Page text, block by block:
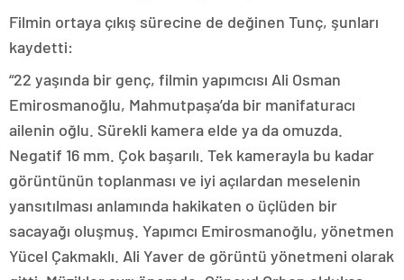
Filmin ortaya çıkış sürecine de değinen Tunç, şunları
kaydetti:
“22 yaşında bir genç, filmin yapımcısı Ali Osman
Emirosmanoğlu, Mahmutpaşa’da bir manifaturacı
ailenin oğlu. Sürekli kamera elde ya da omuzda.
Negatif 16 mm. Çok başarılı. Tek kamerayla bu kadar
görüntünün toplanması ve iyi açılardan meselenin
yansıtılması anlamında hakikaten o üçlüden bir
sacayağı oluşmuş. Yapımcı Emirosmanoğlu, yönetmen
Yücel Çakmaklı. Ali Yaver de görüntü yönetmeni olarak